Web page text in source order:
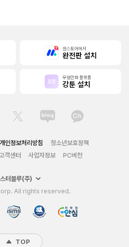
원스토어에서
완전판 설치
무협만화 플랫폼
강툰 설치
개인정보처리방침
청소년보호정책
객센터 사업자정보 PC버전
터블루(주)
All rights reserved.
TOP